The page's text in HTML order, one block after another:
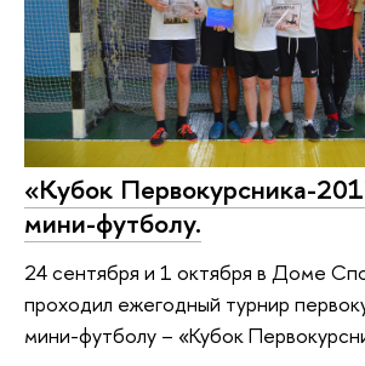
«Кубок Первокурсника-
мини-футболу.
24 сентября и 1 октября в Доме
проходил ежегодный турнир
мини-футболу – «Кубок